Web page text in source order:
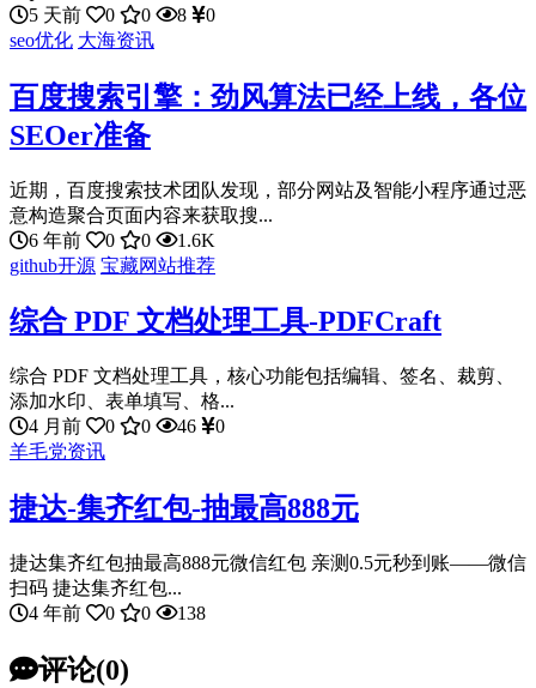
5 天前
0 0 8
0
seo优化 大海资讯
百度搜索引擎：劲风算法已经上线，各位
SEOer准备
近期，百度搜索技术团队发现，部分网站及智能小程序通过恶
意构造聚合页面内容来获取搜...
6 年前
0 0
1.6K
github开源 宝藏网站推荐
综合 PDF 文档处理工具-PDFCraft
综合 PDF 文档处理工具，核心功能包括编辑、签名、裁剪、
添加水印、表单填写、格...
4 月前
0 0 46
0
羊毛党资讯
捷达-集齐红包-抽最高888元
捷达集齐红包抽最高888元微信红包 亲测0.5元秒到账——微信
扫码 捷达集齐红包...
4 年前
0 0 138
评论(0)